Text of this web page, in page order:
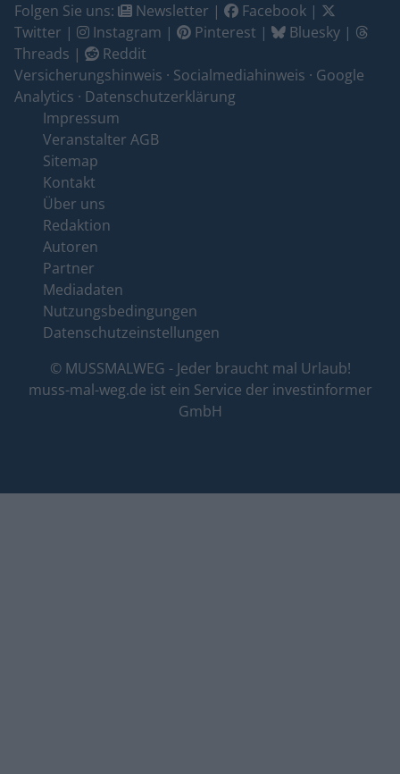
Folgen Sie uns: Newsletter | Facebook |
Twitter | Instagram | Pinterest | Bluesky |
Threads |
Reddit
Versicherungshinweis · Socialmediahinweis · Google
Analytics · Datenschutzerklärung
Impressum
Veranstalter AGB
Sitemap
Kontakt
Über uns
Redaktion
Autoren
Partner
Mediadaten
Nutzungsbedingungen
Datenschutzeinstellungen
© MUSSMALWEG - Jeder braucht mal Urlaub!
muss-mal-weg.de ist ein Service der investinformer
GmbH